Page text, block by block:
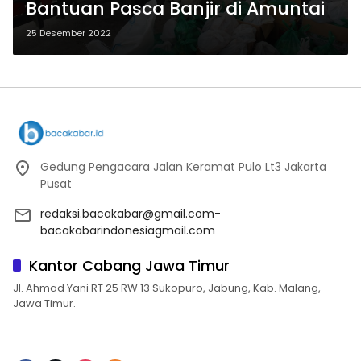
Bantuan Pasca Banjir di Amuntai
25 Desember 2022
Gedung Pengacara Jalan Keramat Pulo Lt3 Jakarta
Pusat
redaksi.bacakabar@gmail.com-
bacakabarindonesiagmail.com
Kantor Cabang Jawa Timur
Jl. Ahmad Yani RT 25 RW 13 Sukopuro, Jabung, Kab. Malang,
Jawa Timur.